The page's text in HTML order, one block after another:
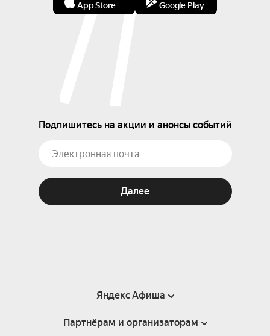
App Store Google Play
Подпишитесь на акции и анонсы событий
Далее
Яндекс Афиша
Справка
Партнёрам и организаторам